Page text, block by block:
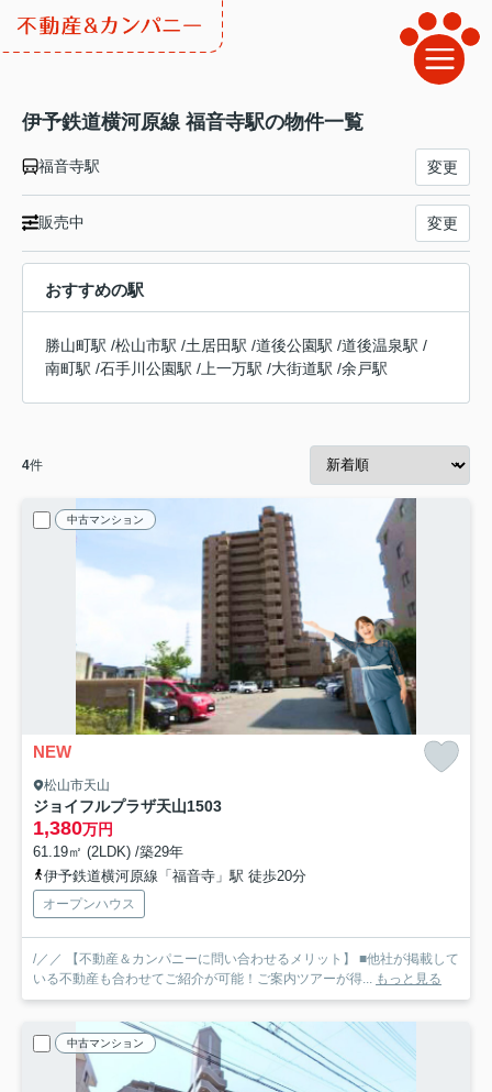
伊予鉄道横河原線 福音寺駅の物件一覧
福音寺駅 変更
販売中 変更
おすすめの駅
勝山町駅 /松山市駅 /土居田駅 /道後公園駅 /道後温泉駅 /
南町駅 /石手川公園駅 / 上一万駅 /大街道駅 /余戸駅
4件
中古マンション
NEW
松山市天山
ジョイフルプラザ天山1503
1,380万円
61.19㎡ (2LDK) /築29年
伊予鉄道横河原線「福音寺」駅 徒歩20分
オープンハウス
/／／ 【不動産＆カンパニーに問い合わせるメリット】 ■他社が掲載して
いる不動産も合わせてご紹介が可能！ご案内ツアーが得...
もっと見る
中古マンション